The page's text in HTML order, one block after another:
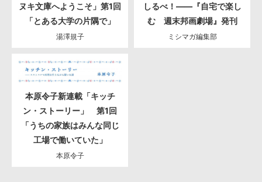
ヌキ文庫へようこそ」第1回
「とある大学の片隅で」
湯澤規子
しるべ！――『自宅で楽し
む 週末邦画劇場』発刊
ミシマガ編集部
本原令子新連載「キッチ
ン・ストーリー」 第1回
「うちの家族はみんな同じ
工場で働いていた」
本原令子